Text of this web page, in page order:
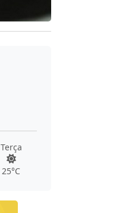
Terça
25°C